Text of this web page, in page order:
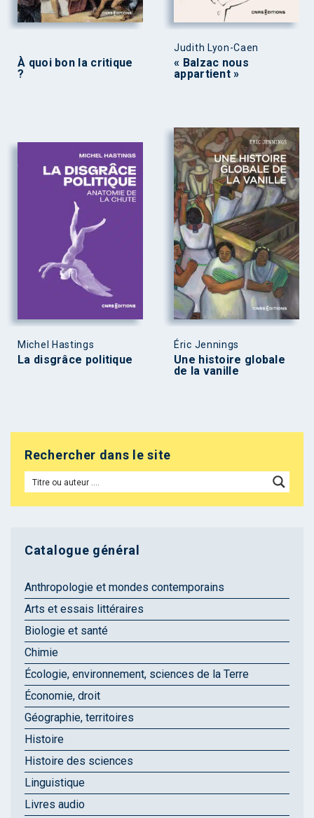
À quoi bon la critique
?
Judith Lyon-Caen
« Balzac nous
appartient »
Michel Hastings
La disgrâce politique
Éric Jennings
Une histoire globale
de la vanille
Rechercher dans le site
Catalogue général
Anthropologie et mondes contemporains
Arts et essais littéraires
Biologie et santé
Chimie
Écologie, environnement, sciences de la Terre
Économie, droit
Géographie, territoires
Histoire
Histoire des sciences
Linguistique
Livres audio